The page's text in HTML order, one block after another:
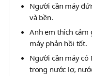
Người cần máy
và bền.
Anh em thích
máy phản hồi tốt.
Người cần máy có
trong nước lợ,